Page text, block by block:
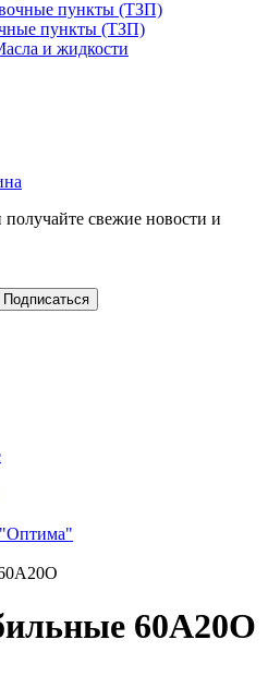
пункты (ТЗП)
и жидкости
свежие новости и
60А20О